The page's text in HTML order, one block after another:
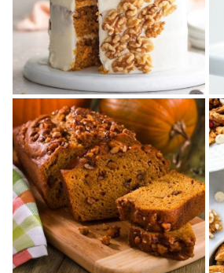
くるみのキャロットケ
ーキ
にんじん入りの生地に、くるみ
とクリームチーズフロスティン
グをたっぷり重ねた贅沢な一
品。
...